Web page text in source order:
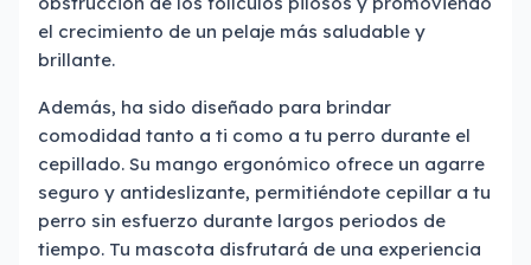
el crecimiento de un pelaje más saludable y
brillante.
Además, ha sido diseñado para brindar
comodidad tanto a ti como a tu perro durante el
cepillado. Su mango ergonómico ofrece un agarre
seguro y antideslizante, permitiéndote cepillar a tu
perro sin esfuerzo durante largos periodos de
tiempo. Tu mascota disfrutará de una experiencia